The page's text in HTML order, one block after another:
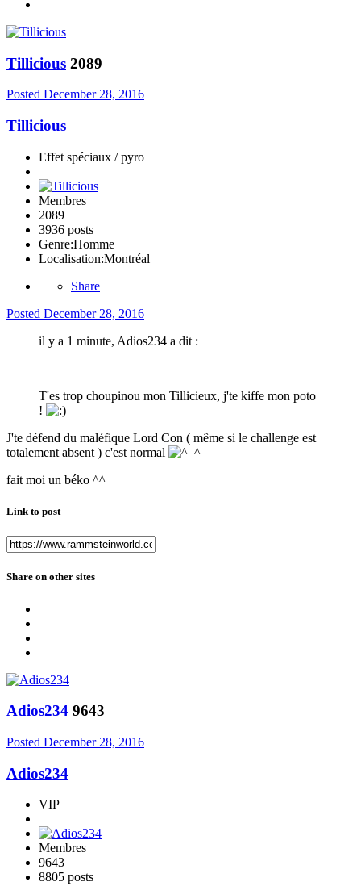
Tillicious 2089
Posted December 28, 2016
Tillicious
Effet spéciaux / pyro
Membres
2089
3936 posts
Genre:Homme
Localisation:Montréal
Share
Posted December 28, 2016
il y a 1 minute, Adios234 a dit :
T'es trop choupinou mon Tillicieux, j'te kiffe mon poto
!
J'te défend du maléfique Lord Con ( même si le challenge est
totalement absent ) c'est normal
fait moi un béko ^^
Link to post
Share on other sites
Adios234 9643
Posted December 28, 2016
Adios234
VIP
Membres
9643
8805 posts